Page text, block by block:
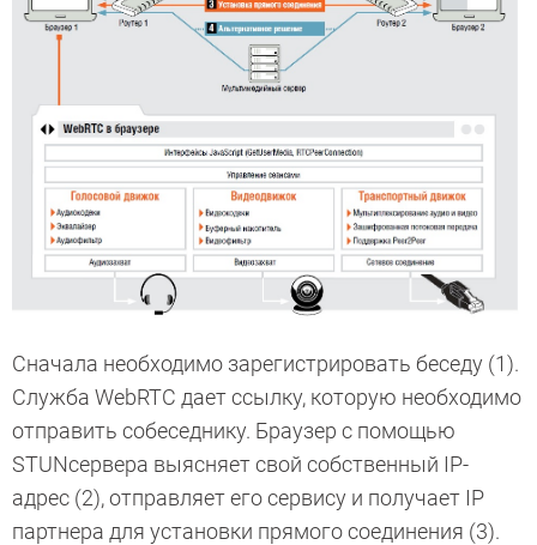
Сначала необходимо зарегистрировать беседу (1).
Служба WebRTC дает ссылку, которую необходимо
отправить собеседнику. Браузер с помощью
STUNсервера выясняет свой собственный IP-
адрес (2), отправляет его сервису и получает IP
партнера для установки прямого соединения (3).